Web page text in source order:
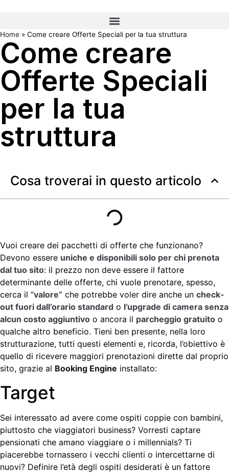
Home » Come creare Offerte Speciali per la tua struttura
Come creare
Offerte Speciali
per la tua
struttura
Cosa troverai in questo articolo
Vuoi creare dei pacchetti di offerte che funzionano?
Devono essere uniche e disponibili solo per chi prenota
dal tuo sito: il prezzo non deve essere il fattore
determinante delle offerte, chi vuole prenotare, spesso,
cerca il “valore” che potrebbe voler dire anche un check-
out fuori dall’orario standard o l’upgrade di camera senza
alcun costo aggiuntivo o ancora il parcheggio gratuito o
qualche altro beneficio. Tieni ben presente, nella loro
strutturazione, tutti questi elementi e, ricorda, l’obiettivo è
quello di ricevere maggiori prenotazioni dirette dal proprio
sito, grazie al Booking Engine installato:
Target
Sei interessato ad avere come ospiti coppie con bambini,
piuttosto che viaggiatori business? Vorresti captare
pensionati che amano viaggiare o i millennials? Ti
piacerebbe tornassero i vecchi clienti o intercettarne di
nuovi? Definire l’età degli ospiti desiderati è un fattore